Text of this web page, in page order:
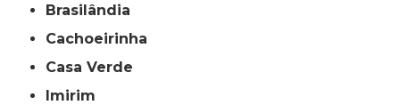
Brasilândia
Cachoeirinha
Casa Verde
Imirim